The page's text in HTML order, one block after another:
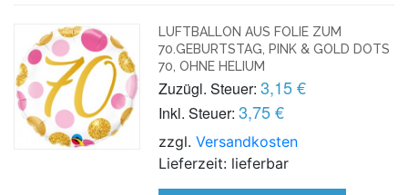
LUFTBALLON AUS FOLIE ZUM
70.GEBURTSTAG, PINK & GOLD DOTS
70, OHNE HELIUM
Zuzügl. Steuer: 3,15 €
Inkl. Steuer: 3,75 €
zzgl.Versandkosten
Lieferzeit: lieferbar